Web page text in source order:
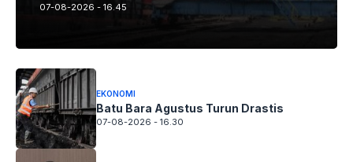
07-08-2026 - 16.45
EKONOMI
Batu Bara Agustus Turun Drastis
07-08-2026 - 16.30